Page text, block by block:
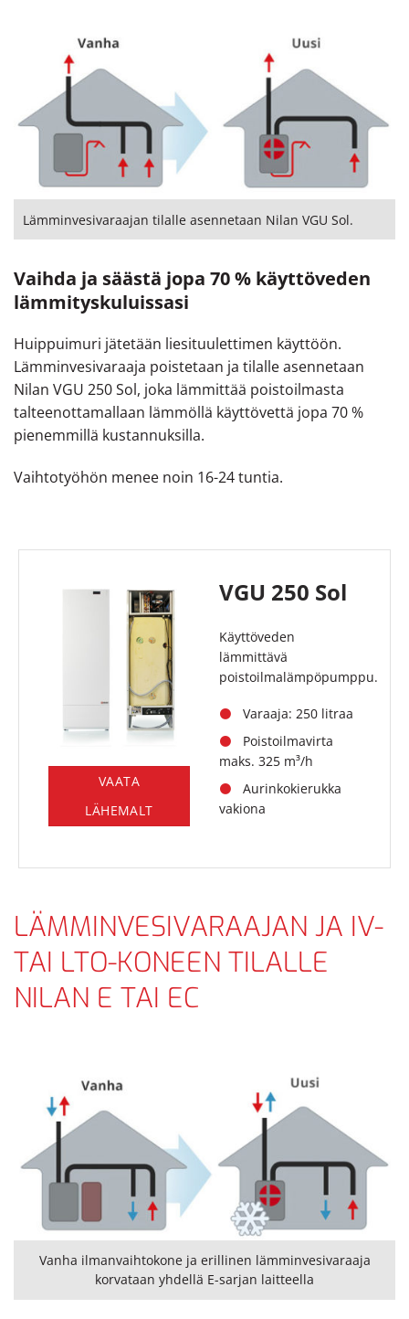
Lämminvesivaraajan tilalle asennetaan Nilan VGU Sol.
Vaihda ja säästä jopa 70 % käyttöveden
lämmityskuluissasi
Huippuimuri jätetään liesituulettimen käyttöön.
Lämminvesivaraaja poistetaan ja tilalle asennetaan
Nilan VGU 250 Sol, joka lämmittää poistoilmasta
talteenottamallaan lämmöllä käyttövettä jopa 70 %
pienemmillä kustannuksilla.
Vaihtotyöhön menee noin 16-24 tuntia.
VAATA
LÄHEMALT
VGU 250 Sol
Käyttöveden
lämmittävä
poistoilmalämpöpumppu.
Varaaja: 250 litraa
Poistoilmavirta
maks. 325 m³/h
Aurinkokierukka
vakiona
LÄMMINVESIVARAAJAN JA IV-
TAI LTO-KONEEN TILALLE
NILAN E TAI EC
Vanha ilmanvaihtokone ja erillinen lämminvesivaraaja
korvataan yhdellä E-sarjan laitteella